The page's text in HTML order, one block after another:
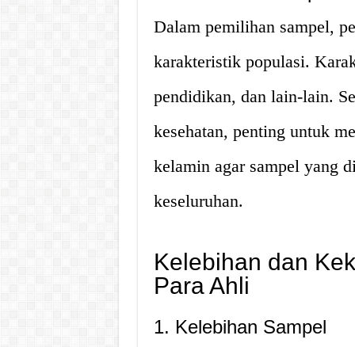
Dalam pemilihan sampel,
karakteristik populasi.
pendidikan, dan lain-lain.
kesehatan, penting untuk
kelamin agar sampel yang
keseluruhan.
Kelebihan dan
Para Ahli
1. Kelebihan Sampel